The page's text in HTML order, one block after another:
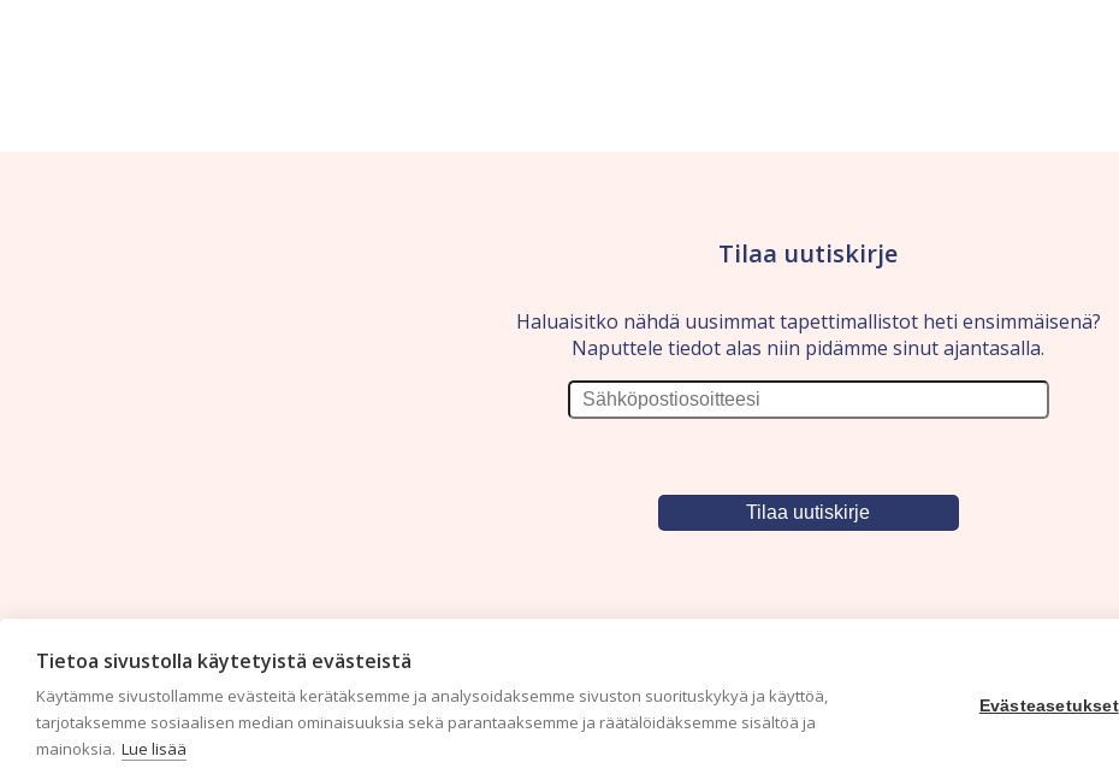
Tietoa sivustolla käytetyistä evästeistä
Käytämme sivustollamme evästeitä kerätäksemme ja analysoidaksemme sivuston suorituskykyä ja käyttöä,
tarjotaksemme sosiaalisen median ominaisuuksia sekä parantaaksemme ja räätälöidäksemme sisältöä ja
mainoksia. Lue lisää
Evästeasetukset
Tilaa uutiskirje
Haluaisitko nähdä uusimmat tapettimallistot heti ensimmäisenä?
Naputtele tiedot alas niin pidämme sinut ajantasalla.